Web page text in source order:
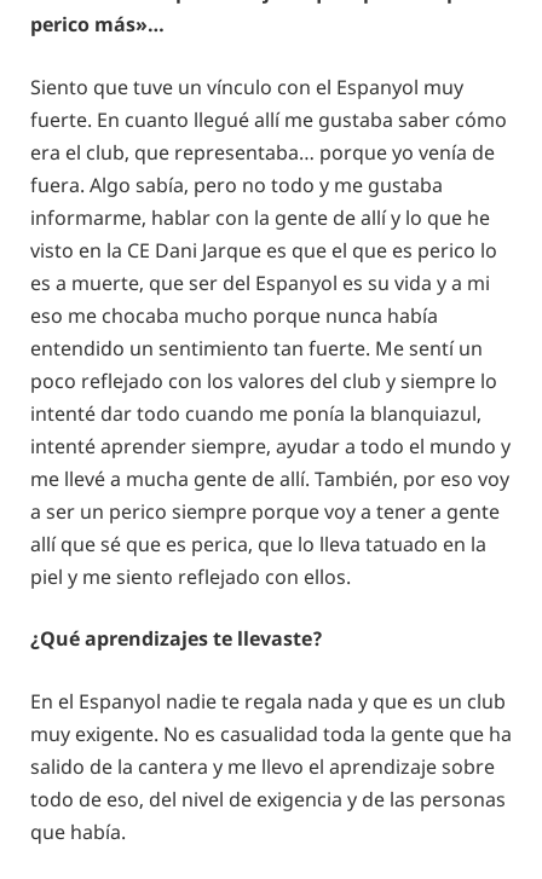
perico más»…
Siento que tuve un vínculo con el Espanyol muy
fuerte. En cuanto llegué allí me gustaba saber cómo
era el club, que representaba… porque yo venía de
fuera. Algo sabía, pero no todo y me gustaba
informarme, hablar con la gente de allí y lo que he
visto en la CE Dani Jarque es que el que es perico lo
es a muerte, que ser del Espanyol es su vida y a mi
eso me chocaba mucho porque nunca había
entendido un sentimiento tan fuerte. Me sentí un
poco reflejado con los valores del club y siempre lo
intenté dar todo cuando me ponía la blanquiazul,
intenté aprender siempre, ayudar a todo el mundo y
me llevé a mucha gente de allí. También, por eso voy
a ser un perico siempre porque voy a tener a gente
allí que sé que es perica, que lo lleva tatuado en la
piel y me siento reflejado con ellos.
¿Qué aprendizajes te llevaste?
En el Espanyol nadie te regala nada y que es un club
muy exigente. No es casualidad toda la gente que ha
salido de la cantera y me llevo el aprendizaje sobre
todo de eso, del nivel de exigencia y de las personas
que había.